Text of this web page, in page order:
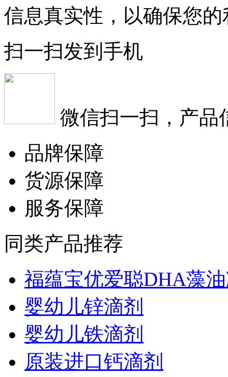
信息真实性，以确保您
扫一扫发到手机
微信扫一扫，产品
品牌保障
货源保障
服务保障
同类产品推荐
福蕴宝优爱聪DHA藻
婴幼儿锌滴剂
婴幼儿铁滴剂
原装进口钙滴剂